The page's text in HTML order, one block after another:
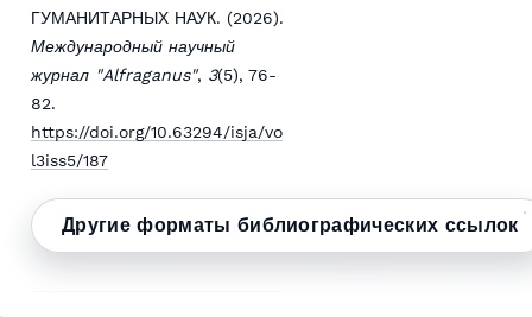
ГУМАНИТАРНЫХ НАУК. (2026).
Международный научный
журнал "Alfraganus", 3(5), 76-
82.
https://doi.org/10.63294/isja/vo
l3iss5/187
Другие форматы библиографических ссылок